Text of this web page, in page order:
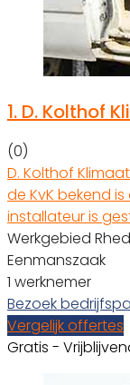
1. D. Kolthof
(0)
D. Kolthof
de KvK bekend
installateur is
Werkgebied
Eenmanszaak
1 werknemer
Bezoek
Vergelijk offertes
Gratis -